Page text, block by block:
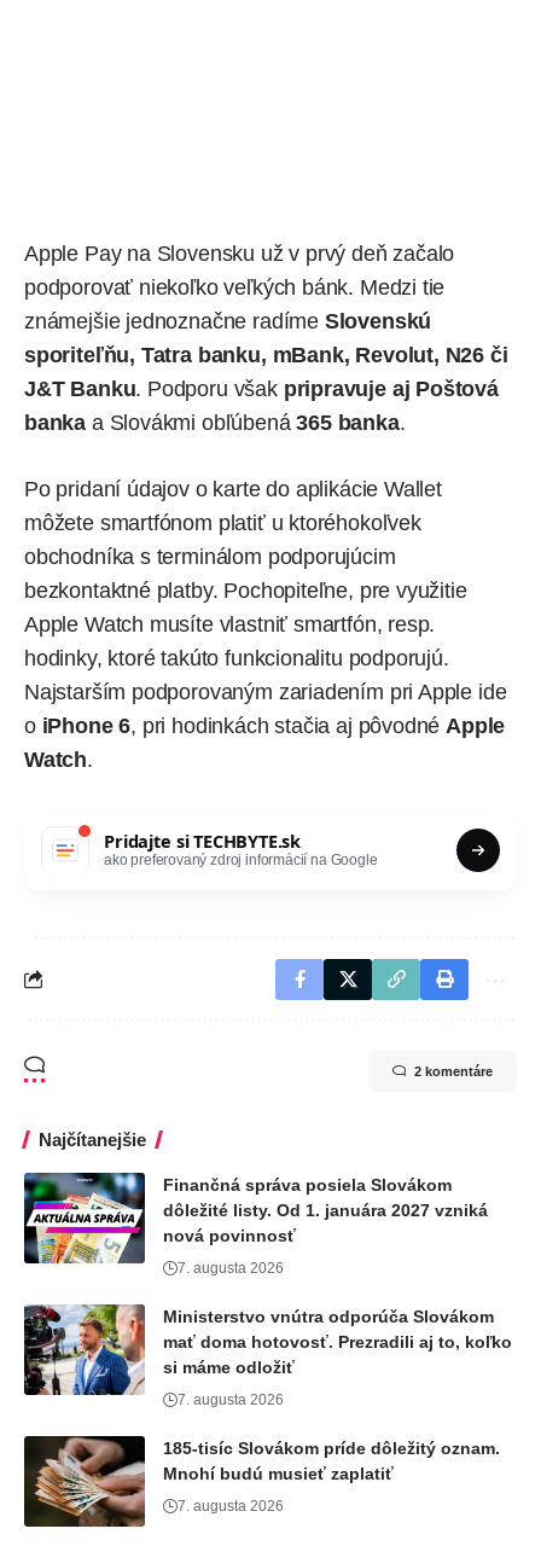
Apple Pay na Slovensku už v prvý deň začalo
podporovať niekoľko veľkých bánk. Medzi tie
známejšie jednoznačne radíme Slovenskú
sporiteľňu, Tatra banku, mBank, Revolut, N26 či
J&T Banku. Podporu však pripravuje aj Poštová
banka a Slovákmi obľúbená365 banka.
Po pridaní údajov o karte do aplikácie Wallet
môžete smartfónom platiť u ktoréhokoľvek
obchodníka s terminálom podporujúcim
bezkontaktné platby. Pochopiteľne, pre využitie
Apple Watch musíte vlastniť smartfón, resp.
hodinky, ktoré takúto funkcionalitu podporujú.
Najstarším podporovaným zariadením pri Apple ide
o iPhone 6, pri hodinkách stačia aj pôvodné Apple
Watch.
Pridajte siTECHBYTE.sk
ako preferovaný zdroj informácií na Google
2 komentáre
Najčítanejšie
Finančná správa posiela Slovákom
dôležité listy. Od 1. januára 2027 vzniká
nová povinnosť
7. augusta 2026
Ministerstvo vnútra odporúča Slovákom
mať doma hotovosť. Prezradili aj to, koľko
si máme odložiť
7. augusta 2026
185-tisíc Slovákom príde dôležitý oznam.
Mnohí budú musieť zaplatiť
7. augusta 2026